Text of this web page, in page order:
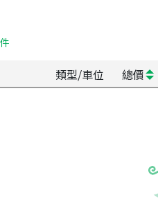
類型/車位 總價